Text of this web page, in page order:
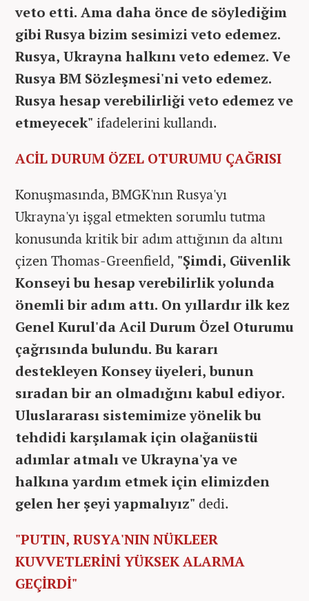
veto etti. Ama daha önce de söylediğim
gibi Rusya bizim sesimizi veto edemez.
Rusya, Ukrayna halkını veto edemez. Ve
Rusya BM Sözleşmesi'ni veto edemez.
Rusya hesap verebilirliği veto edemez ve
etmeyecek" ifadelerini kullandı.
ACİL DURUM ÖZEL OTURUMU ÇAĞRISI
Konuşmasında, BMGK'nın Rusya'yı
Ukrayna'yı işgal etmekten sorumlu tutma
konusunda kritik bir adım attığının da altını
çizen Thomas-Greenfield, "Şimdi, Güvenlik
Konseyi bu hesap verebilirlik yolunda
önemli bir adım attı. On yıllardır ilk kez
Genel Kurul'da Acil Durum Özel Oturumu
çağrısında bulundu. Bu kararı
destekleyen Konsey üyeleri, bunun
sıradan bir an olmadığını kabul ediyor.
Uluslararası sistemimize yönelik bu
tehdidi karşılamak için olağanüstü
adımlar atmalı ve Ukrayna'ya ve
halkına yardım etmek için elimizden
gelen her şeyi yapmalıyız" dedi.
"PUTIN, RUSYA'NIN NÜKLEER
KUVVETLERİNİ YÜKSEK ALARMA
GEÇİRDİ"